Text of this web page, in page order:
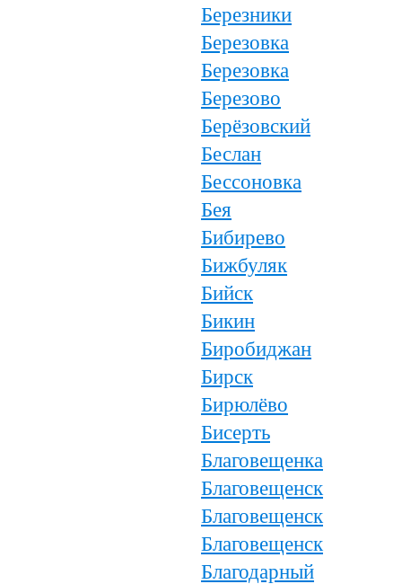
Березники
Березовка
Березовка
Березово
Берёзовский
Беслан
Бессоновка
Бея
Бибирево
Бижбуляк
Бийск
Бикин
Биробиджан
Бирск
Бирюлёво
Бисерть
Благовещенка
Благовещенск
Благовещенск
Благовещенск
Благодарный